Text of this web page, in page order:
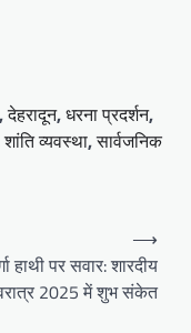
,देहरादून,धरना प्रदर्शन,
शांति व्यवस्था,सार्वजनिक
हाथी पर सवार: शारदीय
2025 में शुभ संकेत
⟶